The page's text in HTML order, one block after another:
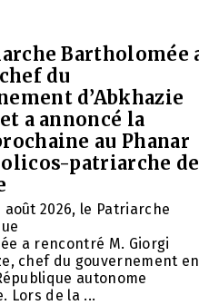
Bartholomée
du
d’Abkhazie
a annoncé la
au Phanar
patriarche de
août 2026, le Patriarche
a rencontré M. Giorgi
chef du gouvernement en
autonome
Lors de la ...